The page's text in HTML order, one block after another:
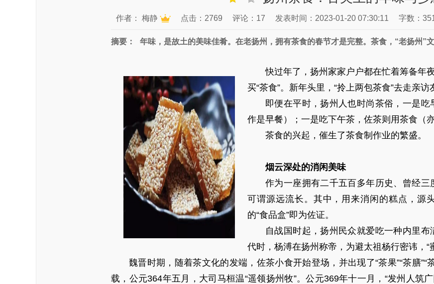
作者： 梅静 点击：2769 评论：17 发表时间：2023-01-20 07:30:11 字数：
摘要： 年味，是故土的美味佳肴。在老扬州，拥有茶食的春节才是完整。茶食，“老扬州”
快过年了，扬州家家户户都在忙着筹备年
买“茶食”。新年头里，“拎上两包茶食”去走亲访
即便在平时，扬州人也时尚茶俗，一是
作是早餐）；一是吃下午茶，佐茶则用茶食（亦
茶食的兴起，催生了茶食制作业的繁盛。
烟云深处的消闲美味
作为一座拥有二千五百多年历史、曾经
可谓源远流长。其中，用来消闲的糕点，源
的“食品盒”即为佐证。
自战国时起，扬州民众就爱吃一种内里
代时，杨溥在扬州称帝，为避太祖杨行密讳，“
魏晋时期，随着茶文化的发端，佐茶小食开始登场，并出现了“茶果”“茶膳”“
载，公元364年五月，大司马桓温“遥领扬州牧”。公元369年十一月，“发州人筑